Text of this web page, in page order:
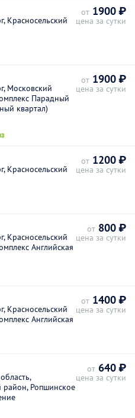
Красносельский
от 1900 ₽
цена за сутки
Московский
Парадный
квартал)
от 1900 ₽
цена за сутки
Красносельский
от 1200 ₽
цена за сутки
Красносельский
Английская
от 800 ₽
цена за сутки
Красносельский
Английская
от 1400 ₽
цена за сутки
Ропшинское
от 640 ₽
цена за сутки